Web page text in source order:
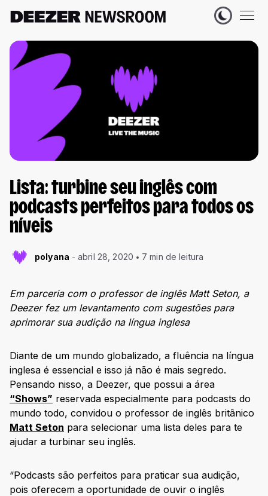
Lista: turbine seu inglês com
podcasts perfeitos para todos os
níveis
polyana abril 28, 2020 7 min de leitura
Em parceria com o professor de inglês Matt Seton, a
Deezer fez um levantamento com sugestões para
aprimorar sua audição na língua inglesa
Diante de um mundo globalizado, a fluência na língua
inglesa é essencial e isso já não é mais segredo.
Pensando nisso, a Deezer, que possui a área
“Shows” reservada especialmente para podcasts do
mundo todo, convidou o professor de inglês britânico
Matt Seton para selecionar uma lista deles para te
ajudar a turbinar seu inglês.
“Podcasts são perfeitos para praticar sua audição,
pois oferecem a oportunidade de ouvir o inglês